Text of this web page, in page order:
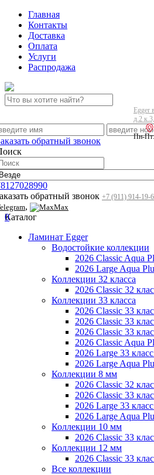
Главная
Контакты
Доставка
Оплата
Услуги
Распродажа
Egger
д.2
Пн-Пт:
обратный звонок
обратный звонок +7 (911) 914-19-
, Max
0
Каталог
Ламинат Egger
Водостойкие коллекции
2026 Classic Aqua
2026 Large Aqua
Коллекции 32 класса
2026 Classic 32
Коллекции 33 класса
2026 Classic 33
2026 Classic 33
2026 Classic 33
2026 Classic Aqua
2026 Large 33
2026 Large Aqua
Коллекции 8 мм
2026 Classic 32
2026 Classic 33
2026 Large 33
2026 Large Aqua
Коллекции 10 мм
2026 Classic 33
Коллекции 12 мм
2026 Classic 33
Все коллекции